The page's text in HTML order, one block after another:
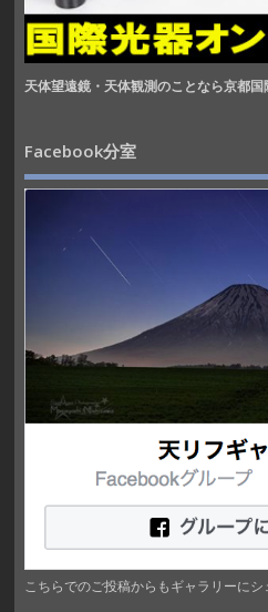
天体望遠鏡・天体観測のことなら京都
Facebook分室
こちらでのご投稿からもギャラリーにシ